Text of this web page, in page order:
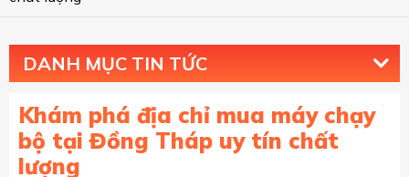
DANH MỤC TIN TỨC
Khám phá địa chỉ mua máy chạy
bộ tại Đồng Tháp uy tín chất
lượng